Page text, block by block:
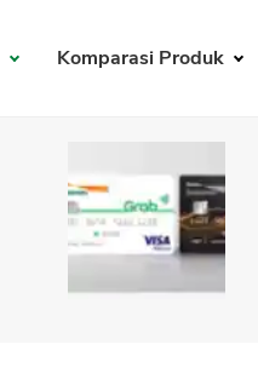
Komparasi Produk